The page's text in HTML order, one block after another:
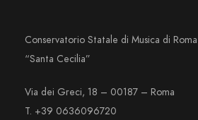
Conservatorio Statale di Musica di Roma
“Santa Cecilia”
Via dei Greci, 18 – 00187 – Roma
T. +39 0636096720